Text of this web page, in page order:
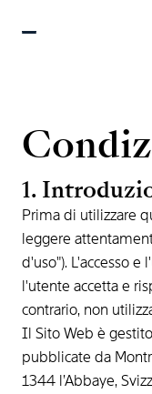
1.
Prima di utilizzare
leggere
d'uso"). L'accesso e
l'utente accetta e
contrario, non
Il Sito Web è
pubblicate da
1344 l’Abbaye,